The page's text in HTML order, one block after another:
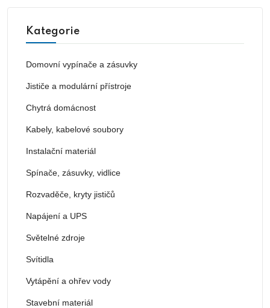
Kategorie
Domovní vypínače a zásuvky
Jističe a modulární přístroje
Chytrá domácnost
Kabely, kabelové soubory
Instalační materiál
Spínače, zásuvky, vidlice
Rozvaděče, kryty jističů
Napájení a UPS
Světelné zdroje
Svítidla
Vytápění a ohřev vody
Stavební materiál